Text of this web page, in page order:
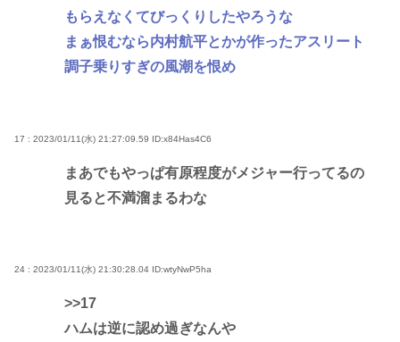
もらえなくてびっくりしたやろうな
まぁ恨むなら内村航平とかが作ったアスリート
調子乗りすぎの風潮を恨め
17 : 2023/01/11(水) 21:27:09.59 ID:x84Has4C6
まあでもやっぱ有原程度がメジャー行ってるの
見ると不満溜まるわな
24 : 2023/01/11(水) 21:30:28.04 ID:wtyNwP5ha
>>17
ハムは逆に認め過ぎなんや